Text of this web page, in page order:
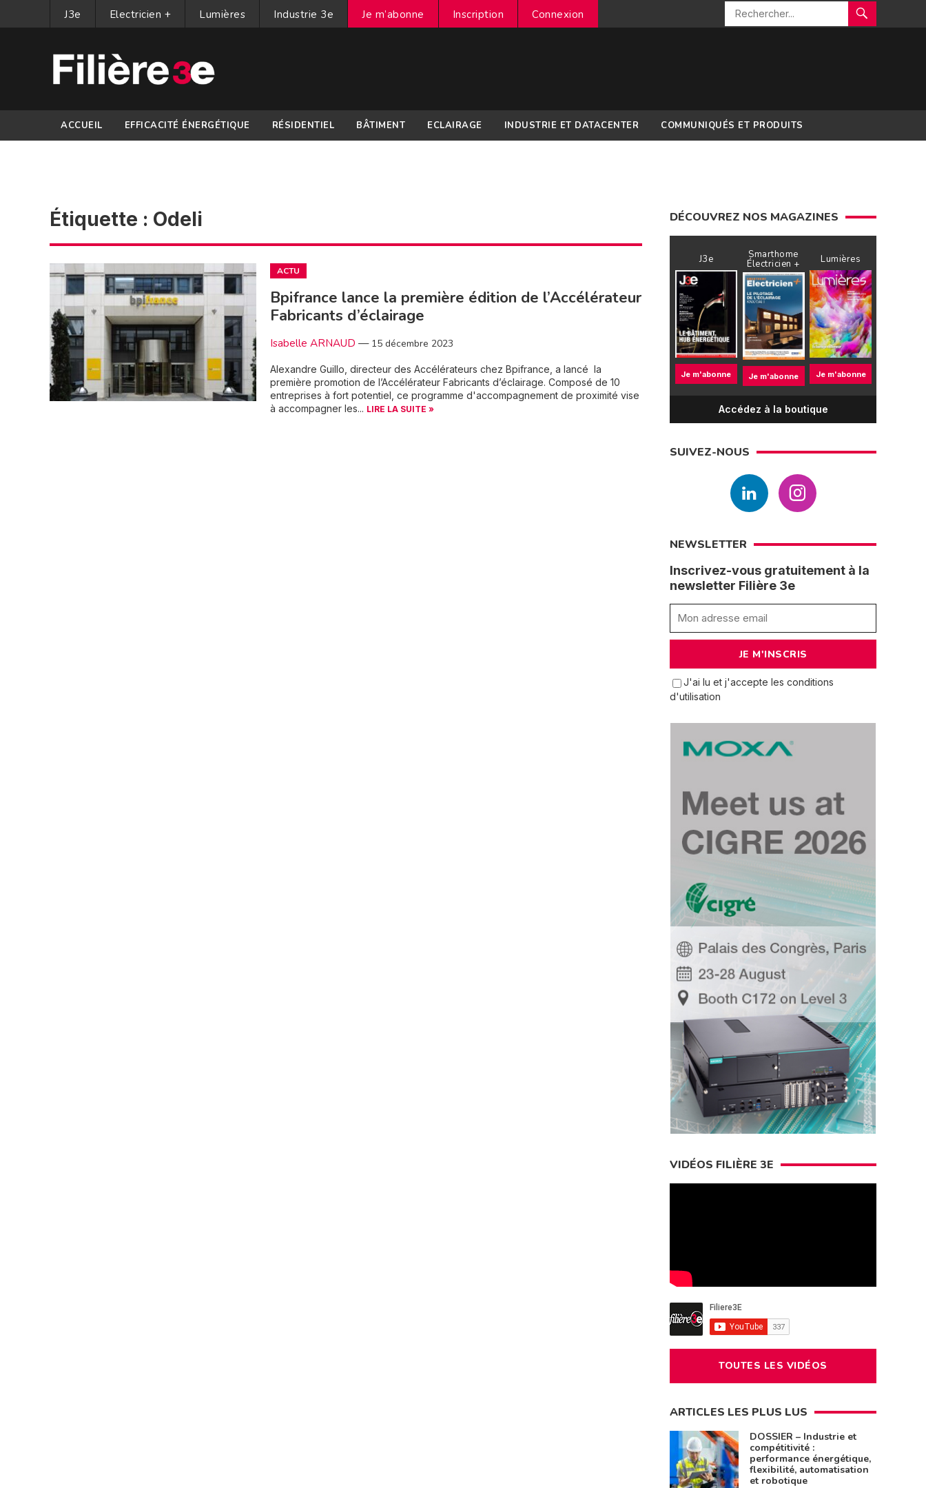
J3e Electricien + Lumières Industrie 3e Je m’abonne Inscription Connexion
ACCUEIL EFFICACITÉ ÉNERGÉTIQUE RÉSIDENTIEL BÂTIMENT ECLAIRAGE INDUSTRIE ET DATACENTER COMMUNIQUÉS ET PRODUITS
Étiquette : Odeli
ACTU
Bpifrance lance la première édition de l’Accélérateur
Fabricants d’éclairage
Isabelle ARNAUD — 15 décembre 2023
Alexandre Guillo, directeur des Accélérateurs chez Bpifrance, a lancé la
première promotion de l’Accélérateur Fabricants d’éclairage. Composé de 10
entreprises à fort potentiel, ce programme d'accompagnement de proximité vise
à accompagner les... LIRE LA SUITE »
DÉCOUVREZ NOS MAGAZINES
J3e
Je m'abonne
Smarthome
Électricien +
Je m'abonne
Lumières
Je m'abonne
Accédez à la boutique
SUIVEZ-NOUS
NEWSLETTER
Inscrivez-vous gratuitement à la
newsletter Filière 3e
J'ai lu et j'accepte les conditions
d'utilisation
VIDÉOS FILIÈRE 3E
TOUTES LES VIDÉOS
ARTICLES LES PLUS LUS
DOSSIER – Industrie et
compétitivité :
performance énergétique,
flexibilité, automatisation
et robotique